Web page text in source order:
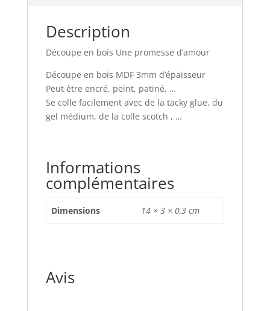
Description
Découpe en bois Une promesse d’amour
Découpe en bois MDF 3mm d’épaisseur
Peut être encré, peint, patiné, …
Se colle facilement avec de la tacky glue, du
gel médium, de la colle scotch , …
Informations
complémentaires
Dimensions 14 × 3 × 0,3 cm
Avis